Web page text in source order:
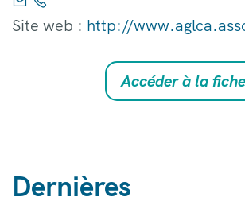
Site web : http://
Accéder à la
Dernières